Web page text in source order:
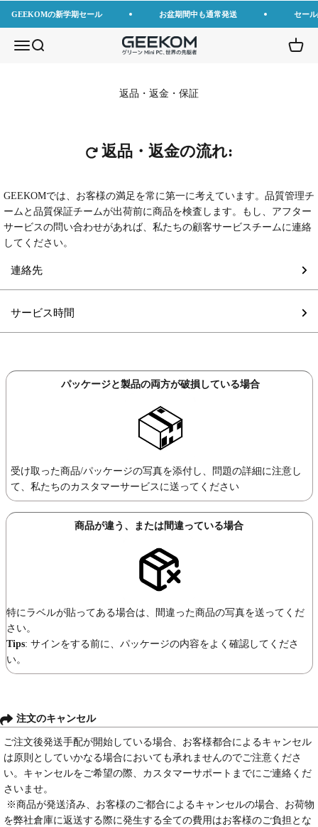
コンテンツへスキップ
GEEKOMの新学期セール お盆期間中も通常発送 セー
メニューを開く
検索を開く GEEKOM JP カー
返品・返金・保証
返品・返金の流れ:
GEEKOMでは、お客様の満足を常に第一に考えています。品質管理チ
ームと品質保証チームが出荷前に商品を検査します。もし、アフター
サービスの問い合わせがあれば、私たちの顧客サービスチームに連絡
してください。
連絡先
サービス時間
パッケージと製品の両方が破損している場合
受け取った商品/パッケージの写真を添付し、問題の詳細に注意し
て、私たちのカスタマーサービスに送ってください
商品が違う、または間違っている場合
特にラベルが貼ってある場合は、間違った商品の写真を送ってくだ
さい。
Tips: サインをする前に、パッケージの内容をよく確認してくださ
い。
注文のキャンセル
ご注文後発送手配が開始している場合、お客様都合によるキャンセル
は原則としていかなる場合においても承れませんのでご注意くださ
い。キャンセルをご希望の際、カスタマーサポートまでにご連絡くだ
さいませ。
※商品が発送済み、お客様のご都合によるキャンセルの場合、お荷物
を弊社倉庫に返送する際に発生する全ての費用はお客様のご負担とな